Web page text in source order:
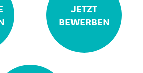
JETZT
BEWERBEN